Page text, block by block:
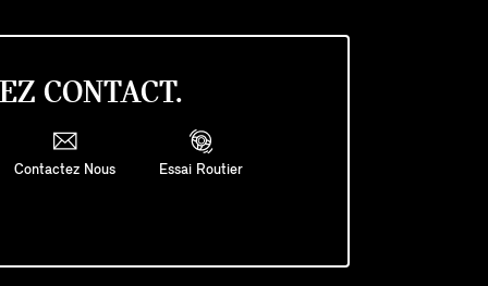
CONTACT.
Contactez Nous Essai Routier